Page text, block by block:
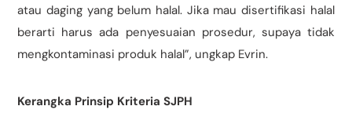
atau daging yang belum halal. Jika mau disertifikasi halal
berarti harus ada penyesuaian prosedur, supaya tidak
mengkontaminasi produk halal”, ungkap Evrin.
Kerangka Prinsip Kriteria SJPH